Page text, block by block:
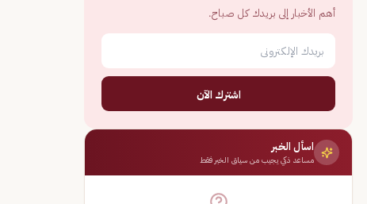
أهم الأخبار إلى بريدك كل صباح.
اشترك الآن
اسأل الخبر
مساعد ذكي يجيب من سياق الخبر فقط